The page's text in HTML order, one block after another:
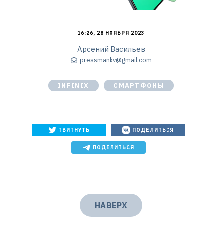
16:26, 28 НОЯБРЯ 2023
Арсений Васильев
pressmankv@gmail.com
INFINIX СМАРТФОНЫ
ТВИТНУТЬ ПОДЕЛИТЬСЯ
ПОДЕЛИТЬСЯ
НАВЕРХ